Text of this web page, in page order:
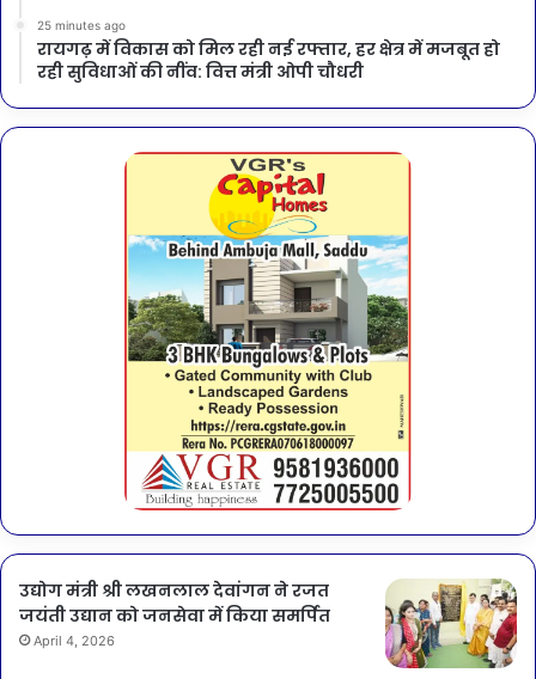
25 minutes ago
रायगढ़ में विकास को मिल रही नई रफ्तार, हर क्षेत्र में मजबूत हो
रही सुविधाओं की नींव: वित्त मंत्री ओपी चौधरी
उद्योग मंत्री श्री लखनलाल देवांगन ने रजत
जयंती उद्यान को जनसेवा में किया समर्पित
April 4, 2026